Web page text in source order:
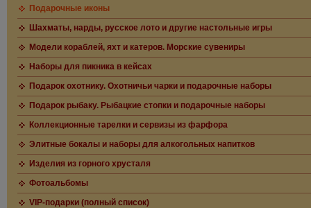
Подарочные иконы
Шахматы, нарды, русское лото и другие настольные игры
Модели кораблей, яхт и катеров. Морские сувениры
Наборы для пикника в кейсах
Подарок охотнику. Охотничьи чарки и подарочные наборы
Подарок рыбаку. Рыбацкие стопки и подарочные наборы
Коллекционные тарелки и сервизы из фарфора
Элитные бокалы и наборы для алкогольных напитков
Изделия из горного хрусталя
Фотоальбомы
VIP-подарки (полный список)